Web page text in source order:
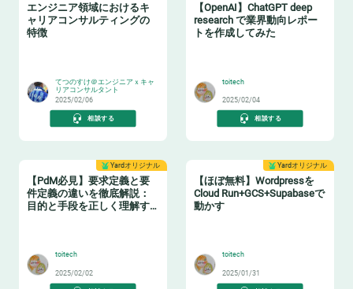
エンジニア領域におけるキ
ャリアコンサルティングの
特徴
てつのすけ＠エンジニアｘキャ
リアコンサルタント
2025/02/06
相談する
【OpenAI】ChatGPT deep
research で業界動向レポー
トを作成してみた
toitech
2025/02/04
相談する
Yardオリジナル
【PdM必見】要求定義と要
件定義の違いを徹底解説：
目的と手段を正しく理解す
toitech
2025/02/02
Yardオリジナル
【ほぼ無料】Wordpressを
Cloud Run+GCS+Supabaseで
動かす
toitech
2025/01/31